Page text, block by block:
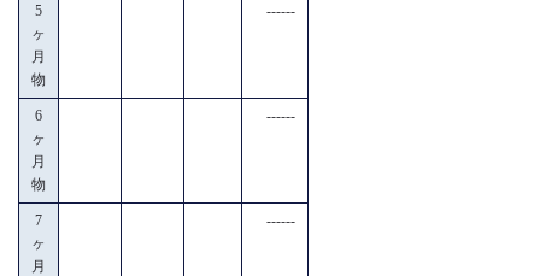
5
ヶ
月
物
------
6
ヶ
月
物
------
7
ヶ
月
------